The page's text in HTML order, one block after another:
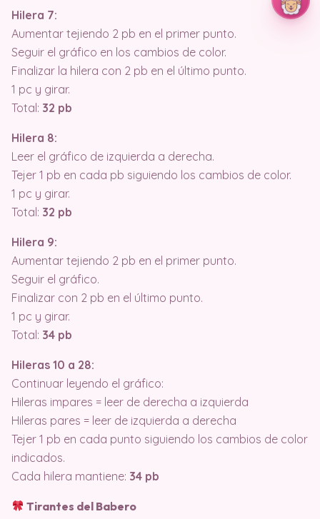
Hilera 7:
Aumentar tejiendo 2 pb en el primer punto.
Seguir el gráfico en los cambios de color.
Finalizar la hilera con 2 pb en el último punto.
1 pc y girar.
Total: 32 pb
Hilera 8:
Leer el gráfico de izquierda a derecha.
Tejer 1 pb en cada pb siguiendo los cambios de color.
1 pc y girar.
Total: 32 pb
Hilera 9:
Aumentar tejiendo 2 pb en el primer punto.
Seguir el gráfico.
Finalizar con 2 pb en el último punto.
1 pc y girar.
Total: 34 pb
Hileras 10 a 28:
Continuar leyendo el gráfico:
Hileras impares = leer de derecha a izquierda
Hileras pares = leer de izquierda a derecha
Tejer 1 pb en cada punto siguiendo los cambios de color
indicados.
Cada hilera mantiene: 34 pb
Tirantes del Babero